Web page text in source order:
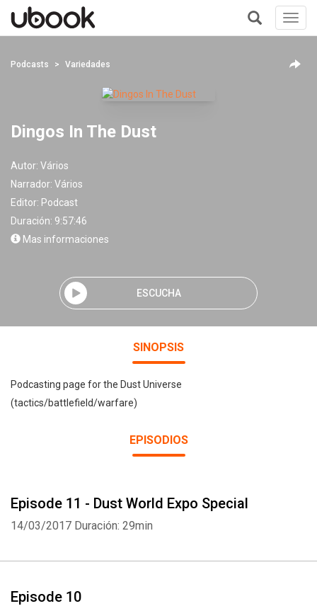
+
Podcasts Variedades
Dingos In The Dust
Autor: Vários
Narrador: Vários
Editor: Podcast
Duración: 9:57:46
Mas informaciones
ESCUCHA
SINOPSIS
Podcasting page for the Dust Universe
(tactics/battlefield/warfare)
EPISODIOS
Episode 11 - Dust World Expo Special
14/03/2017 Duración: 29min
Episode 10